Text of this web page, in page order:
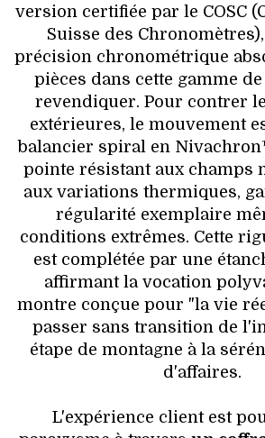
version certifiée par le COSC
Suisse des
précision chronométrique
pièces dans cette gamme
revendiquer. Pour contrer
extérieures, le mouvement
balancier spiral en
pointe résistant aux champs
aux variations thermiques,
régularité exemplaire
conditions extrêmes. Cette
est complétée par une
affirmant la vocation
montre conçue pour "la vie
passer sans transition de
étape de montagne à la
d'affaires.
L'expérience client est